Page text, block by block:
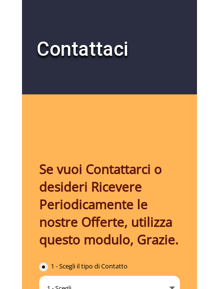
Contattaci
Se vuoi Contattarci o
desideri Ricevere
Periodicamente le
nostre Offerte, utilizza
questo modulo, Grazie.
1 - Scegli il tipo di Contatto